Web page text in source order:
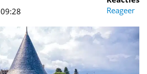
09:28
Reageer